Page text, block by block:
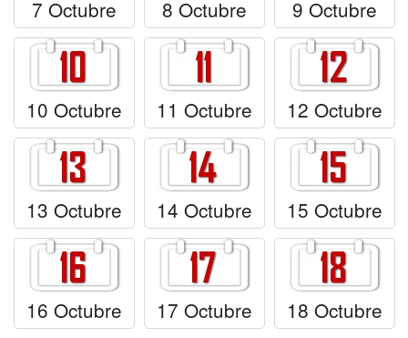
7 Octubre 8 Octubre 9 Octubre
10 Octubre 11 Octubre 12 Octubre
13 Octubre 14 Octubre 15 Octubre
16 Octubre 17 Octubre 18 Octubre